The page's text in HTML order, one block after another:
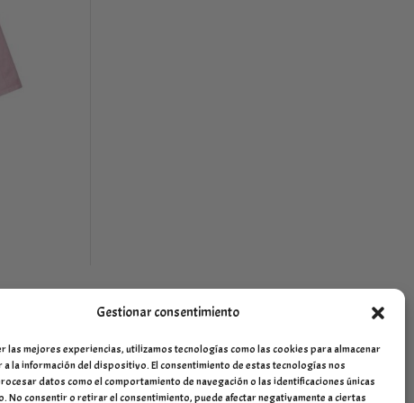
Gestionar consentimiento
las mejores experiencias, utilizamos tecnologías como las cookies para almacenar
a la información del dispositivo. El consentimiento de estas tecnologías nos
datos como el comportamiento de navegación o las identificaciones únicas
No consentir o retirar el consentimiento, puede afectar negativamente a ciertas